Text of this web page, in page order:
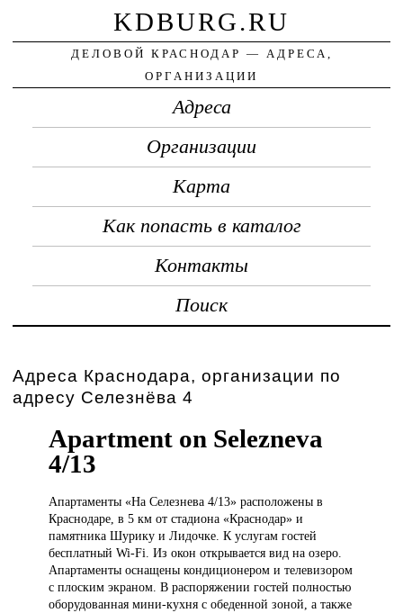
KDBURG.RU
ДЕЛОВОЙ КРАСНОДАР — АДРЕСА,
ОРГАНИЗАЦИИ
Адреса
Организации
Карта
Как попасть в каталог
Контакты
Поиск
Адреса Краснодара, организации по
адресу Селезнёва 4
Apartment on Selezneva
4/13
Апартаменты «НаСелезнева 4/13» расположены в
Краснодаре, в 5 км от стадиона «Краснодар» и
памятника Шурику и Лидочке. К услугам гостей
бесплатный Wi-Fi. Из окон открывается вид на озеро.
Апартаменты оснащены кондиционером и телевизором
с плоским экраном. В распоряжении гостей полностью
оборудованная мини-кухня с обеденной зоной, а также